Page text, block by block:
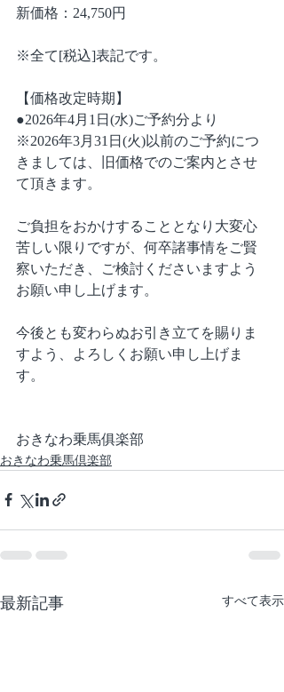
新価格：24,750円
※全て[税込]表記です。
【価格改定時期】
●2026年4月1日(水)ご予約分より
※2026年3月31日(火)以前のご予約につ
きましては、旧価格でのご案内とさせ
て頂きます。
ご負担をおかけすることとなり大変心
苦しい限りですが、何卒諸事情をご賢
察いただき、ご検討くださいますよう
お願い申し上げます。
今後とも変わらぬお引き立てを賜りま
すよう、よろしくお願い申し上げま
す。
おきなわ乗馬俱楽部
おきなわ乗馬倶楽部
最新記事 すべて表示